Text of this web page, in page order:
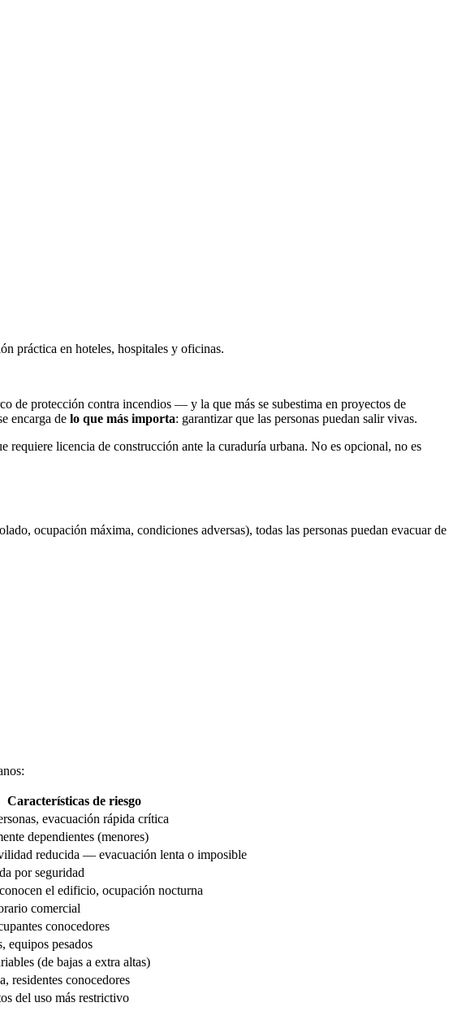
práctica en hoteles, hospitales y oficinas.
de protección contra incendios — y la que más se subestima en proyectos de
encarga de lo que más importa: garantizar que las personas puedan salir vivas.
requiere licencia de construcción ante la curaduría urbana. No es opcional, no es
ocupación máxima, condiciones adversas), todas las personas puedan evacuar de
Características de riesgo
evacuación rápida crítica
dependientes (menores)
reducida — evacuación lenta o imposible
por seguridad
el edificio, ocupación nocturna
comercial
conocedores
equipos pesados
(de bajas a extra altas)
residentes conocedores
del uso más restrictivo